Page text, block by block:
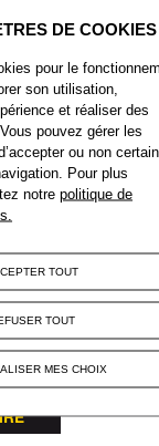
pour le
son utilisation,
et réaliser des
pouvez gérer les
ou non
Pour plus
notrepolitique de
TOUT
TOUT
MES CHOIX